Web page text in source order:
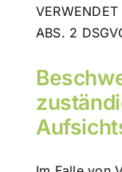
ABS. 2